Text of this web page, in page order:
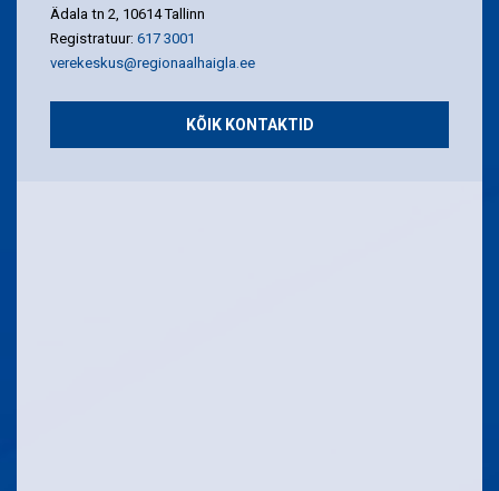
Ädala tn 2, 10614 Tallinn
Registratuur: 617 3001
verekeskus@regionaalhaigla.ee
KÕIK KONTAKTID